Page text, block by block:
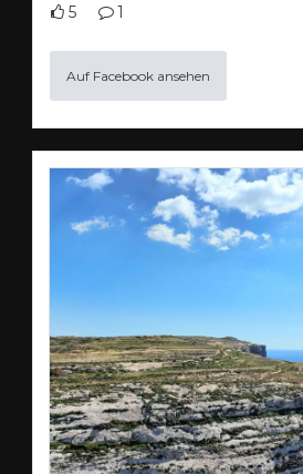
5 1
Auf Facebook ansehen